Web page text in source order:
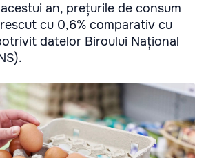
an, prețurile de consum
cu 0,6% comparativ cu
datelor Biroului Național